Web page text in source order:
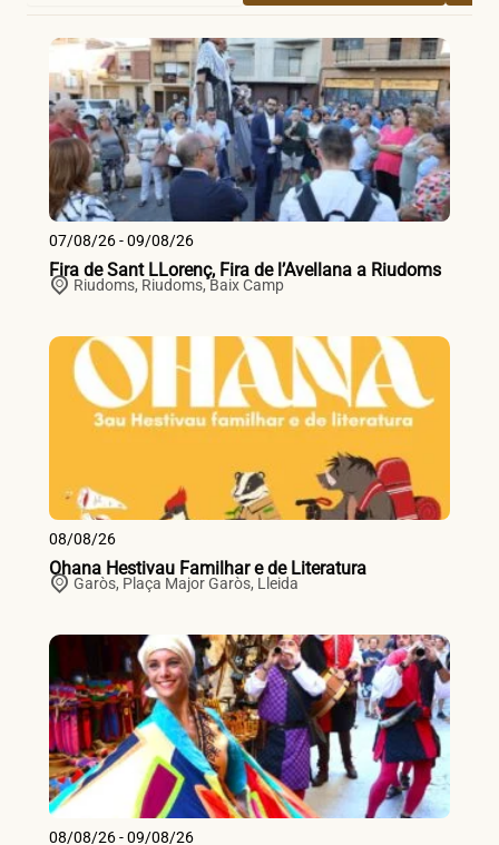
07/08/26 - 09/08/26
Fira de Sant LLorenç, Fira de l’Avellana a Riudoms
Riudoms, Riudoms,Baix Camp
08/08/26
Ohana Hestivau Familhar e de Literatura
Garòs, Plaça Major Garòs, Lleida
08/08/26 - 09/08/26